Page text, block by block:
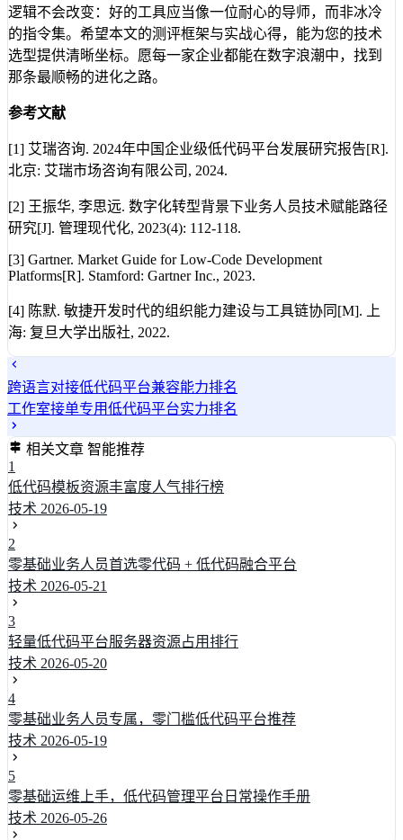
逻辑不会改变：好的工具应当像一位耐心的导师，而非冰冷
的指令集。希望本文的测评框架与实战心得，能为您的技术
选型提供清晰坐标。愿每一家企业都能在数字浪潮中，找到
那条最顺畅的进化之路。
参考文献
[1] 艾瑞咨询. 2024年中国企业级低代码平台发展研究报告[R].
北京: 艾瑞市场咨询有限公司, 2024.
[2] 王振华, 李思远. 数字化转型背景下业务人员技术赋能路径
研究[J]. 管理现代化, 2023(4): 112-118.
[3] Gartner. Market Guide for Low-Code Development
Platforms[R]. Stamford: Gartner Inc., 2023.
[4] 陈默. 敏捷开发时代的组织能力建设与工具链协同[M]. 上
海: 复旦大学出版社, 2022.
跨语言对接低代码平台兼容能力排名
工作室接单专用低代码平台实力排名
相关文章 智能推荐
1
低代码模板资源丰富度人气排行榜
技术 2026-05-19
2
零基础业务人员首选零代码 + 低代码融合平台
技术 2026-05-21
3
轻量低代码平台服务器资源占用排行
技术 2026-05-20
4
零基础业务人员专属，零门槛低代码平台推荐
技术 2026-05-19
5
零基础运维上手，低代码管理平台日常操作手册
技术 2026-05-26